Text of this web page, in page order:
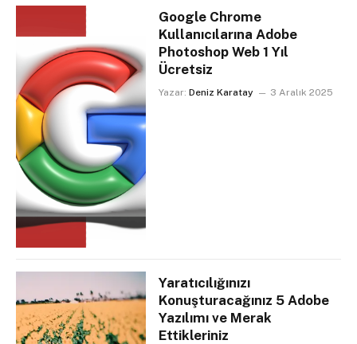
Google Chrome
Kullanıcılarına Adobe
Photoshop Web 1 Yıl
Ücretsiz
Yazar: Deniz Karatay 3 Aralık 2025
Yaratıcılığınızı
Konuşturacağınız 5 Adobe
Yazılımı ve Merak
Ettikleriniz